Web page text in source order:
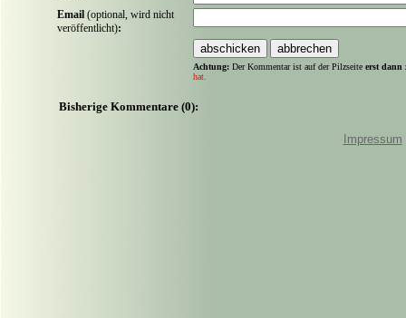
Email (optional, wird nicht
veröffentlicht):
Achtung: Der Kommentar ist auf der Pilzseite erst dann
hat.
Bisherige Kommentare (0):
Impressum